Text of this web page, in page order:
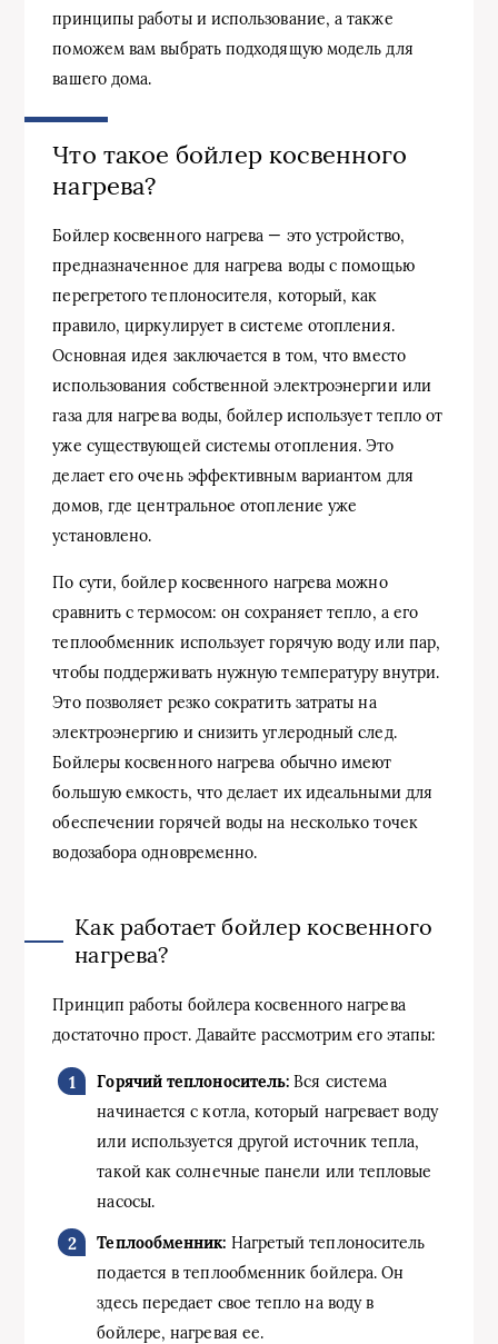
принципы работы и использование, а также
поможем вам выбрать подходящую модель для
вашего дома.
Что такое бойлер косвенного
нагрева?
Бойлер косвенного нагрева — это устройство,
предназначенное для нагрева воды с помощью
перегретого теплоносителя, который, как
правило, циркулирует в системе отопления.
Основная идея заключается в том, что вместо
использования собственной электроэнергии или
газа для нагрева воды, бойлер использует тепло от
уже существующей системы отопления. Это
делает его очень эффективным вариантом для
домов, где центральное отопление уже
установлено.
По сути, бойлер косвенного нагрева можно
сравнить с термосом: он сохраняет тепло, а его
теплообменник использует горячую воду или пар,
чтобы поддерживать нужную температуру внутри.
Это позволяет резко сократить затраты на
электроэнергию и снизить углеродный след.
Бойлеры косвенного нагрева обычно имеют
большую емкость, что делает их идеальными для
обеспечении горячей воды на несколько точек
водозабора одновременно.
Как работает бойлер косвенного
нагрева?
Принцип работы бойлера косвенного нагрева
достаточно прост. Давайте рассмотрим его этапы:
Горячий теплоноситель: Вся система
начинается с котла, который нагревает воду
или используется другой источник тепла,
такой как солнечные панели или тепловые
насосы.
Теплообменник: Нагретый теплоноситель
подается в теплообменник бойлера. Он
здесь передает свое тепло на воду в
бойлере, нагревая ее.